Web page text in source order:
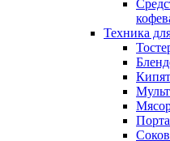
Техника